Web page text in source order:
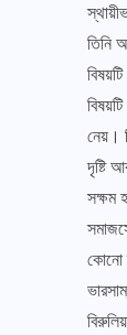
তিনি
নেয়।
দৃষ্টি
সক্ষম
কোনো